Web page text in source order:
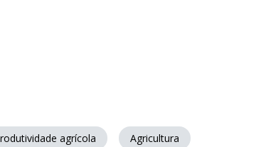
agrícola Agricultura